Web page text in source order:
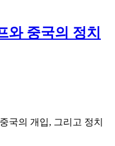
와 중국의 정치
국의 개입, 그리고 정치